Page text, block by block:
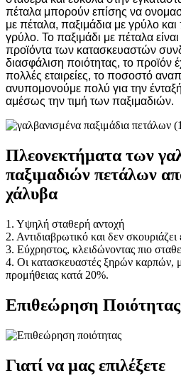
πέταλα μπορούν επίσης να
με πέταλα, παξιμάδια με γρύλο και
γρύλο. Το παξιμάδι με πέταλα
προϊόντα των κατασκευαστών
διασφάλιση ποιότητας, το προϊόν
πολλές εταιρείες, το ποσοστό
ανυπομονούμε πολύ για την
αμέσως την τιμή των παξιμαδιών.
Πλεονεκτήματα των
παξιμαδιών πετάλων
χάλυβα
1. Υψηλή σταθερή αντοχή
2. Αντιδιαβρωτικό και δεν
3. Εύχρηστος, κλειδώνοντας πιο
4. Οι κατασκευαστές ξηρών καρπών,
προμήθειας κατά 20%.
Επιθεώρηση Ποιότητας
Γιατί να μας επιλέξετε